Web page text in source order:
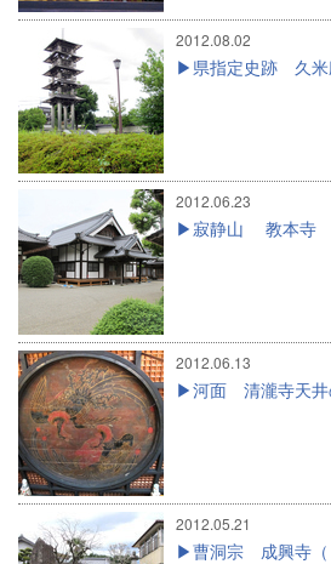
2012.08.02
県指定史跡 久米
2012.06.23
寂静山 教本寺
2012.06.13
河面 清瀧寺天井
2012.05.21
曹洞宗 成興寺（